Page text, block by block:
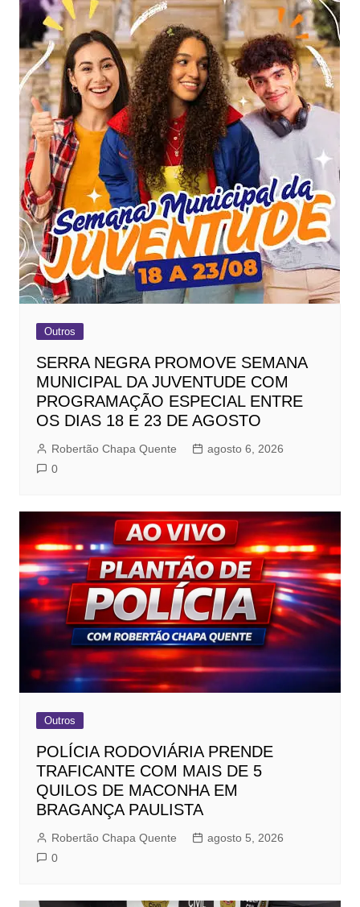
Outros
SERRA NEGRA PROMOVE SEMANA
MUNICIPAL DA JUVENTUDE COM
PROGRAMAÇÃO ESPECIAL ENTRE
OS DIAS 18 E 23 DE AGOSTO
Robertão Chapa Quente
agosto 6, 2026
0
Outros
POLÍCIA RODOVIÁRIA PRENDE
TRAFICANTE COM MAIS DE 5
QUILOS DE MACONHA EM
BRAGANÇA PAULISTA
Robertão Chapa Quente
agosto 5, 2026
0